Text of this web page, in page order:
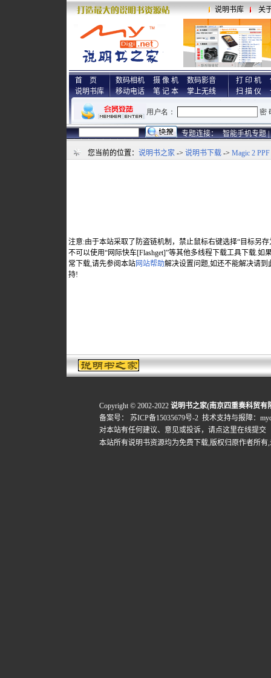
说明书库 关
首 页
说明书库
数码相机 摄 像 机
数码影音
移动电话
笔 记 本 掌上无线
打 印 机
扫 描 仪
专题连接： 智能手机专题 |
您当前的位置： 说明书之家 -> 说明书下载 -> Magic 2
注意:由于本站采取了防盗链机制，禁止鼠标右键选择“目标另
不可以使用“网际快车[Flashget]”等其他多线程下载工具下载.如
常下载,请先参阅本站网站帮助解决设置问题,如还不能解决请到
持!
Copyright © 2002-2022 说明书之家(南京四重奏科贸有
备案号：
苏ICP备15035679号-2 技术支持与报障：
对本站有任何建议、意见或投诉， 请点这里在线提交
本站所有说明书资源均为免费下载,版权归原作者所